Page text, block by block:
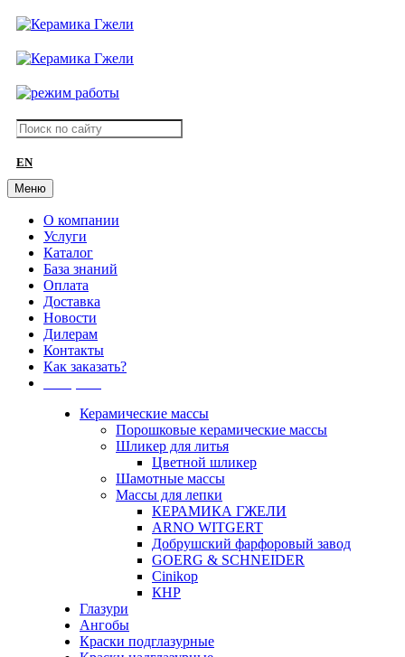
EN
Меню
О компании
Услуги
Каталог
База знаний
Оплата
Доставка
Новости
Дилерам
Контакты
Как заказать?
Керамические массы
Порошковые керамические массы
Шликер для литья
Цветной шликер
Шамотные массы
Массы для лепки
КЕРАМИКА ГЖЕЛИ
ARNO WITGERT
Добрушский фарфоровый завод
GOERG & SCHNEIDER
Cinikop
КНР
Глазури
Ангобы
Краски подглазурные